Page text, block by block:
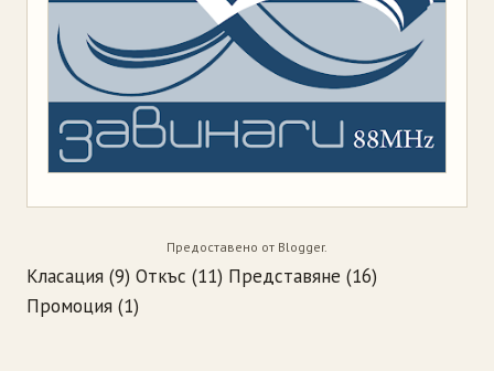
Предоставено от Blogger.
Класация (9) Откъс (11) Представяне (16)
Промоция (1)